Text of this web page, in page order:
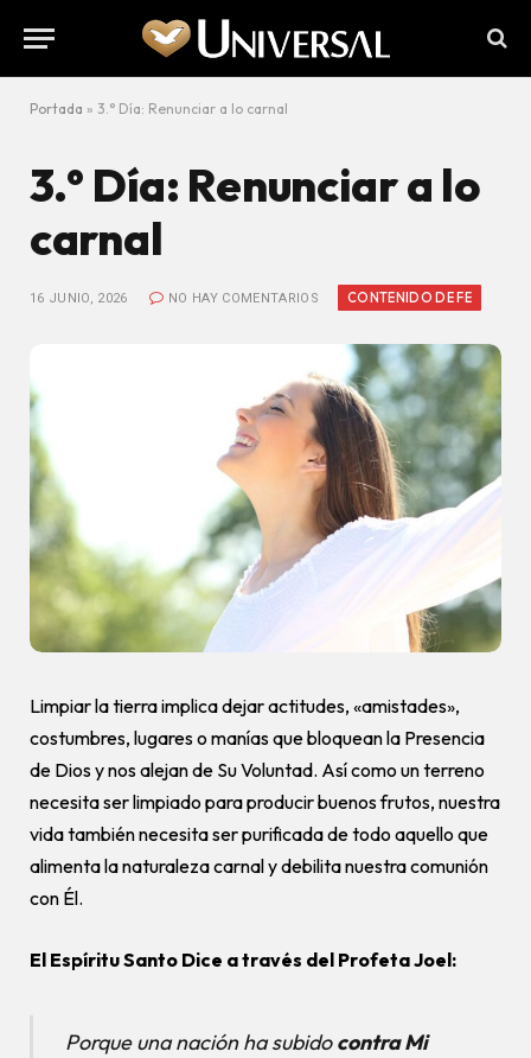
Portada » 3.° Día: Renunciar a lo carnal
3.° Día: Renunciar a lo
carnal
16 JUNIO, 2026 NO HAY COMENTARIOS CONTENIDO DE FE
Limpiar la tierra implica dejar actitudes, «amistades»,
costumbres, lugares o manías que bloquean la Presencia
de Dios y nos alejan de Su Voluntad. Así como un terreno
necesita ser limpiado para producir buenos frutos, nuestra
vida también necesita ser purificada de todo aquello que
alimenta la naturaleza carnal y debilita nuestra comunión
con Él.
El Espíritu Santo Dice a través del Profeta Joel:
Porque una nación ha subidocontra Mi